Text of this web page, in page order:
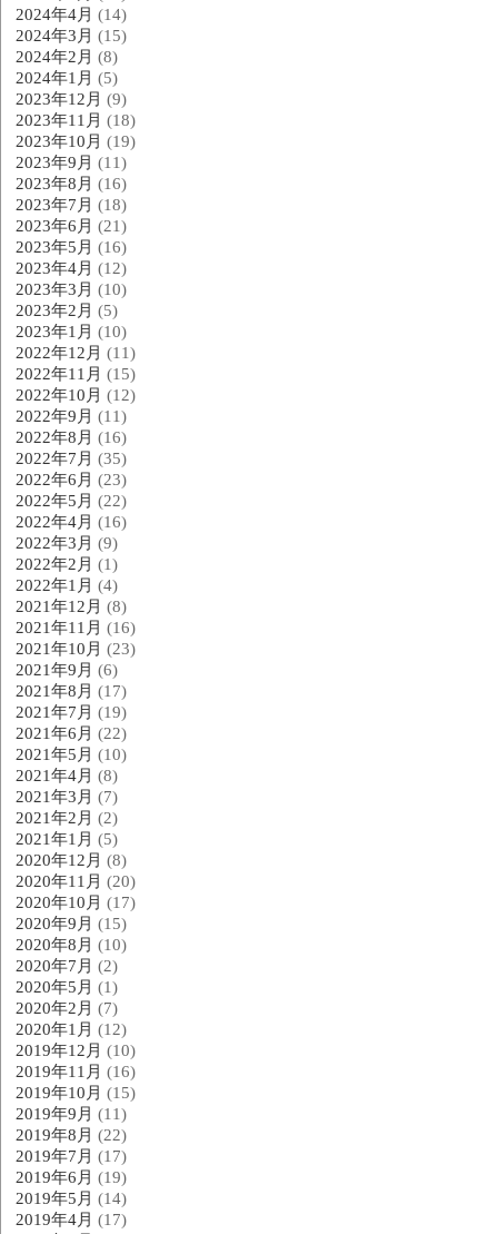
2024年4月 (14)
2024年3月 (15)
2024年2月 (8)
2024年1月 (5)
2023年12月 (9)
2023年11月 (18)
2023年10月 (19)
2023年9月 (11)
2023年8月 (16)
2023年7月 (18)
2023年6月 (21)
2023年5月 (16)
2023年4月 (12)
2023年3月 (10)
2023年2月 (5)
2023年1月 (10)
2022年12月 (11)
2022年11月 (15)
2022年10月 (12)
2022年9月 (11)
2022年8月 (16)
2022年7月 (35)
2022年6月 (23)
2022年5月 (22)
2022年4月 (16)
2022年3月 (9)
2022年2月 (1)
2022年1月 (4)
2021年12月 (8)
2021年11月 (16)
2021年10月 (23)
2021年9月 (6)
2021年8月 (17)
2021年7月 (19)
2021年6月 (22)
2021年5月 (10)
2021年4月 (8)
2021年3月 (7)
2021年2月 (2)
2021年1月 (5)
2020年12月 (8)
2020年11月 (20)
2020年10月 (17)
2020年9月 (15)
2020年8月 (10)
2020年7月 (2)
2020年5月 (1)
2020年2月 (7)
2020年1月 (12)
2019年12月 (10)
2019年11月 (16)
2019年10月 (15)
2019年9月 (11)
2019年8月 (22)
2019年7月 (17)
2019年6月 (19)
2019年5月 (14)
2019年4月 (17)